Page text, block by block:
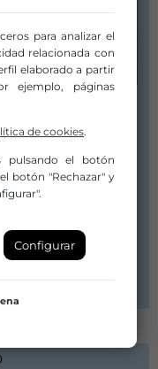
para analizar el
relacionada con
elaborado a partir
ejemplo, páginas
de cookies.
pulsando el botón
botón "Rechazar" y
Configurar